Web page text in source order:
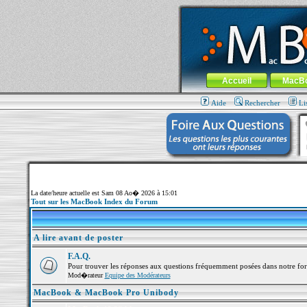
MacBook-fr.com : 100% Apple... 100%
Aller au contenu-Aller au menu
Menu général
Accueil
Aide Rechercher
La date/heure actuelle est Sam 08 Ao� 2026 à 15:01
Tout sur les MacBook Index du Forum
A lire avant de poster
F.A.Q.
Pour trouver les réponses aux questions fréquemment posées dans notre
Mod�rateurEquipe des Modérateurs
MacBook & MacBook Pro Unibody